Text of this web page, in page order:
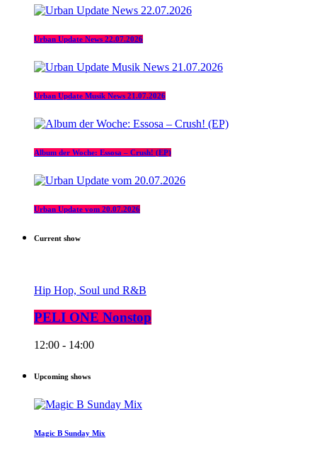
Urban Update News 22.07.2026
Urban Update Musik News 21.07.2026
Album der Woche: Essosa – Crush! (EP)
Urban Update vom 20.07.2026
Current show
Hip Hop, Soul und R&B
PELI ONE Nonstop
12:00 - 14:00
Upcoming shows
Magic B Sunday Mix